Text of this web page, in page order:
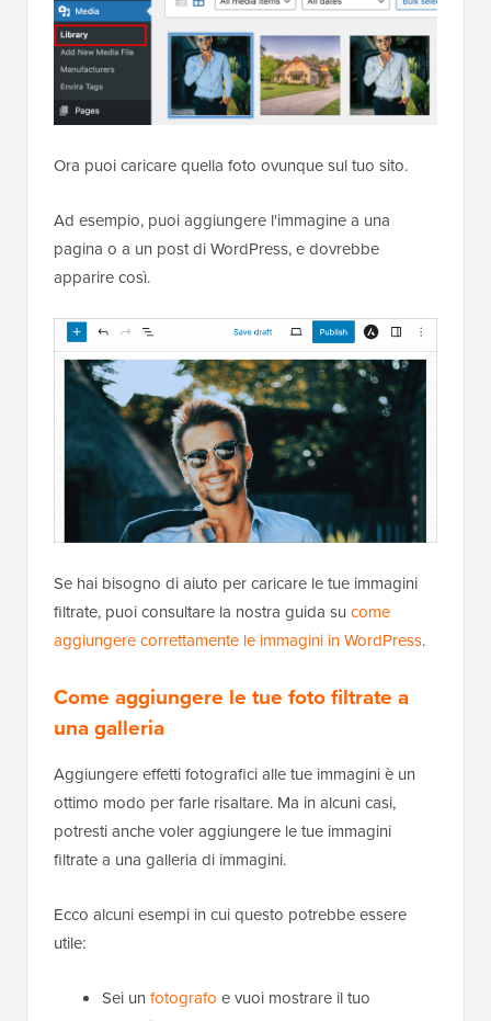
Ora puoi caricare quella foto ovunque sul tuo sito.
Ad esempio, puoi aggiungere l'immagine a una
pagina o a un post di WordPress, e dovrebbe
apparire così.
Se hai bisogno di aiuto per caricare le tue immagini
filtrate, puoi consultare la nostra guida su come
aggiungere correttamente le immagini in WordPress.
Come aggiungere le tue foto filtrate a
una galleria
Aggiungere effetti fotografici alle tue immagini è un
ottimo modo per farle risaltare. Ma in alcuni casi,
potresti anche voler aggiungere le tue immagini
filtrate a una galleria di immagini.
Ecco alcuni esempi in cui questo potrebbe essere
utile:
Sei un fotografo e vuoi mostrare il tuo